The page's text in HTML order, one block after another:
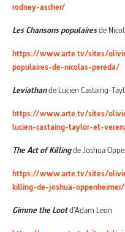
rodney-ascher/
Les Chansons populairesde
https://www.arte.tv/sites/
populaires-de-nicolas-pereda/
Leviathande Lucien Castaing-
https://www.arte.tv/sites/
lucien-castaing-taylor-et-
The Act of Killingde Joshua
https://www.arte.tv/sites/
killing-de-joshua-oppenheimer/
Gimme the Lootd’Adam Leon